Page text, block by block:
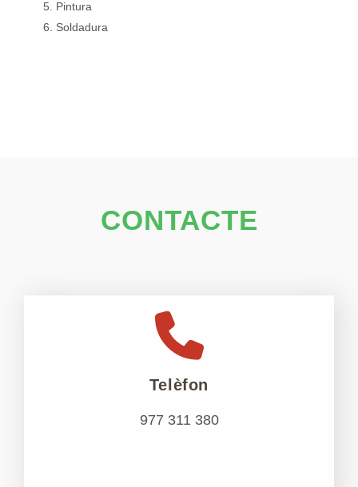
Pintura
Soldadura
CONTACTE
Telèfon
977 311 380